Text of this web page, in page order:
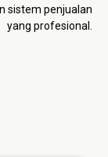
sistem penjualan
yang profesional.